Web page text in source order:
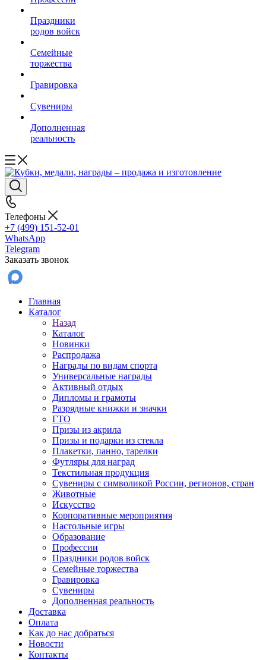
Праздники
родов войск
Семейные
торжества
Гравировка
Сувениры
Дополненная
реальность
Телефоны
+7 (499) 151-52-01
WhatsApp
Telegram
Заказать звонок
Главная
Каталог
Назад
Каталог
Новинки
Распродажа
Награды по видам спорта
Универсальные награды
Активный отдых
Дипломы и грамоты
Разрядные книжки и значки
ГТО
Призы из акрила
Призы и подарки из стекла
Плакетки, панно, тарелки
Футляры для наград
Текстильная продукция
Сувениры с символикой России, регионов, стран
Животные
Искусство
Корпоративные мероприятия
Настольные игры
Образование
Профессии
Праздники родов войск
Семейные торжества
Гравировка
Сувениры
Дополненная реальность
Доставка
Оплата
Как до нас добраться
Новости
Контакты